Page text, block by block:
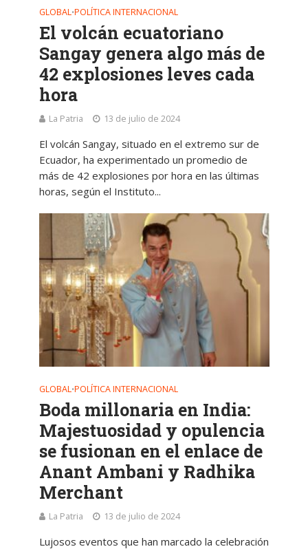
GLOBAL•POLÍTICA INTERNACIONAL
El volcán ecuatoriano
Sangay genera algo más de
42 explosiones leves cada
hora
La Patria 13 de julio de 2024
El volcán Sangay, situado en el extremo sur de
Ecuador, ha experimentado un promedio de
más de 42 explosiones por hora en las últimas
horas, según el Instituto...
GLOBAL•POLÍTICA INTERNACIONAL
Boda millonaria en India:
Majestuosidad y opulencia
se fusionan en el enlace de
Anant Ambani y Radhika
Merchant
La Patria 13 de julio de 2024
Lujosos eventos que han marcado la celebración